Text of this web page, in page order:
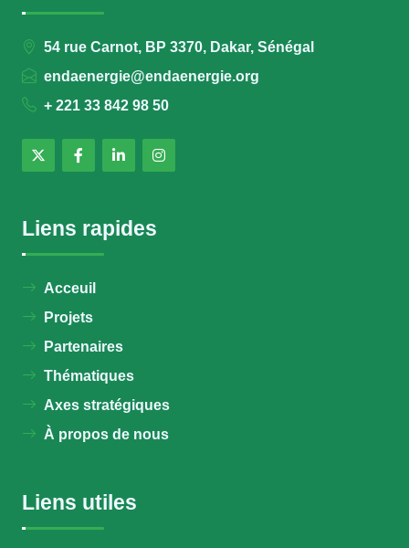
54 rue Carnot, BP 3370, Dakar, Sénégal
endaenergie@endaenergie.org
+ 221 33 842 98 50
Liens rapides
Acceuil
Projets
Partenaires
Thématiques
Axes stratégiques
À propos de nous
Liens utiles